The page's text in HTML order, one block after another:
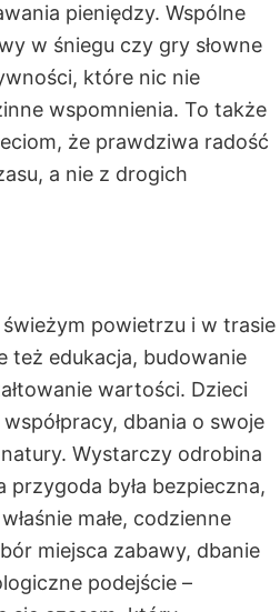
pieniędzy. Wspólne
w śniegu czy gry słowne
które nic nie
wspomnienia. To także
że prawdziwa radość
a nie z drogich
powietrzu i w trasie
też edukacja, budowanie
wartości. Dzieci
dbania o swoje
Wystarczy odrobina
przygoda była bezpieczna,
małe, codzienne
miejsca zabawy, dbanie
podejście –